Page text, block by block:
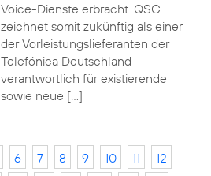
Voice-Dienste erbracht. QSC
zeichnet somit zukünftig als einer
der Vorleistungslieferanten der
Telefónica Deutschland
verantwortlich für existierende
sowie neue […]
6 7 8 9 10 11
12